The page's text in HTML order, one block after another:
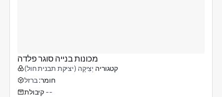
מכונות בנייה סוגר פלדה
קטגוריה יְצִיקָה (יציקת תבנית חול)
חומר: ברזל
קיבולת --